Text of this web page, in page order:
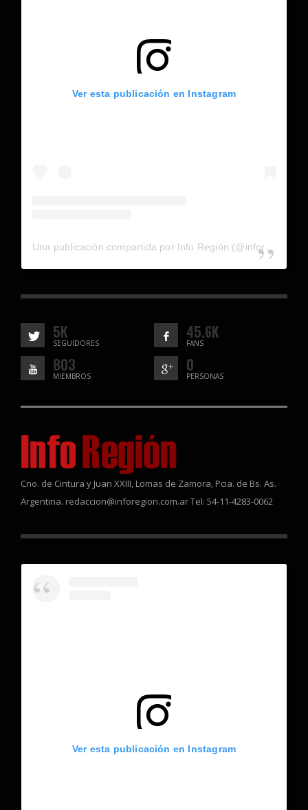
Ver esta publicación en Instagram
5K
SEGUIDORES
45.6K
FANS
803
MIEMBROS
0
PERSONAS
Cno. de Cintura y Juan XXIII, Lomas de Zamora, Pcia. de Bs. As.
Argentina. redaccion@inforegion.com.ar Tel: 54-11-4283-0062
Ver esta publicación en Instagram